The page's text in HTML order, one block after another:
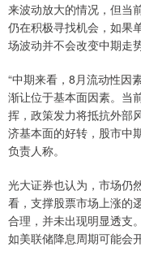
来波动放大的情况，但当
仍在积极寻找机会，如果
场波动并不会改变中期走势
“中期来看，8月流动性因
渐让位于基本面因素。当
挥，政策发力将抵抗外部
济基本面的好转，股市中
负责人称。
光大证券也认为，市场仍
看，支撑股票市场上涨的
合理，并未出现明显透支
如美联储降息周期可能会